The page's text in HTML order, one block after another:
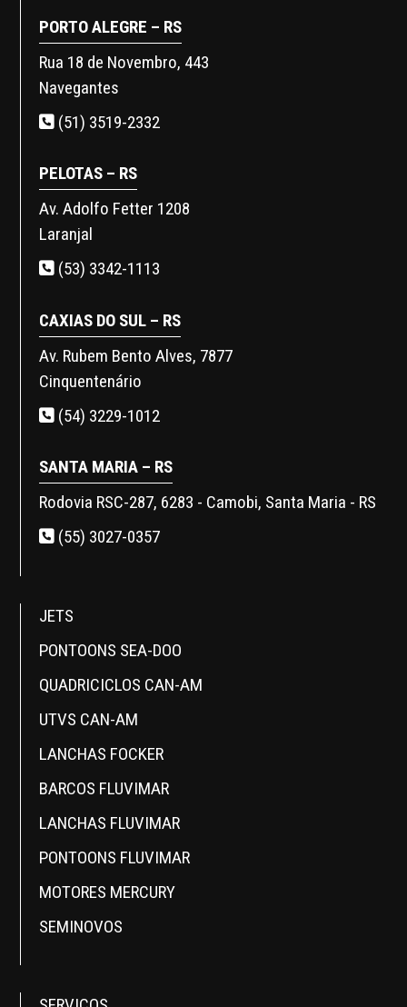
PORTO ALEGRE – RS
Rua 18 de Novembro, 443
Navegantes
(51) 3519-2332
PELOTAS – RS
Av. Adolfo Fetter 1208
Laranjal
(53) 3342-1113
CAXIAS DO SUL – RS
Av. Rubem Bento Alves, 7877
Cinquentenário
(54) 3229-1012
SANTA MARIA – RS
Rodovia RSC-287, 6283 - Camobi, Santa Maria - RS
(55) 3027-0357
JETS
PONTOONS SEA-DOO
QUADRICICLOS CAN-AM
UTVS CAN-AM
LANCHAS FOCKER
BARCOS FLUVIMAR
LANCHAS FLUVIMAR
PONTOONS FLUVIMAR
MOTORES MERCURY
SEMINOVOS